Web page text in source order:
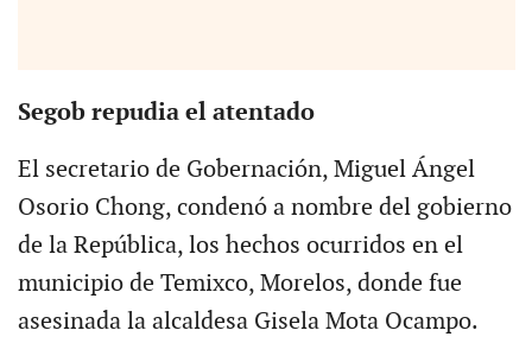
Segob repudia el atentado
El secretario de Gobernación, Miguel Ángel
Osorio Chong, condenó a nombre del gobierno
de la República, los hechos ocurridos en el
municipio de Temixco, Morelos, donde fue
asesinada la alcaldesa Gisela Mota Ocampo.